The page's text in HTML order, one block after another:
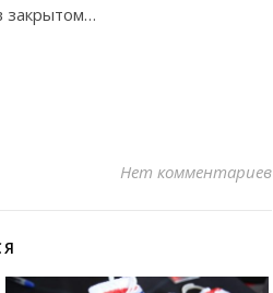
закрытом…
Нет комментариев